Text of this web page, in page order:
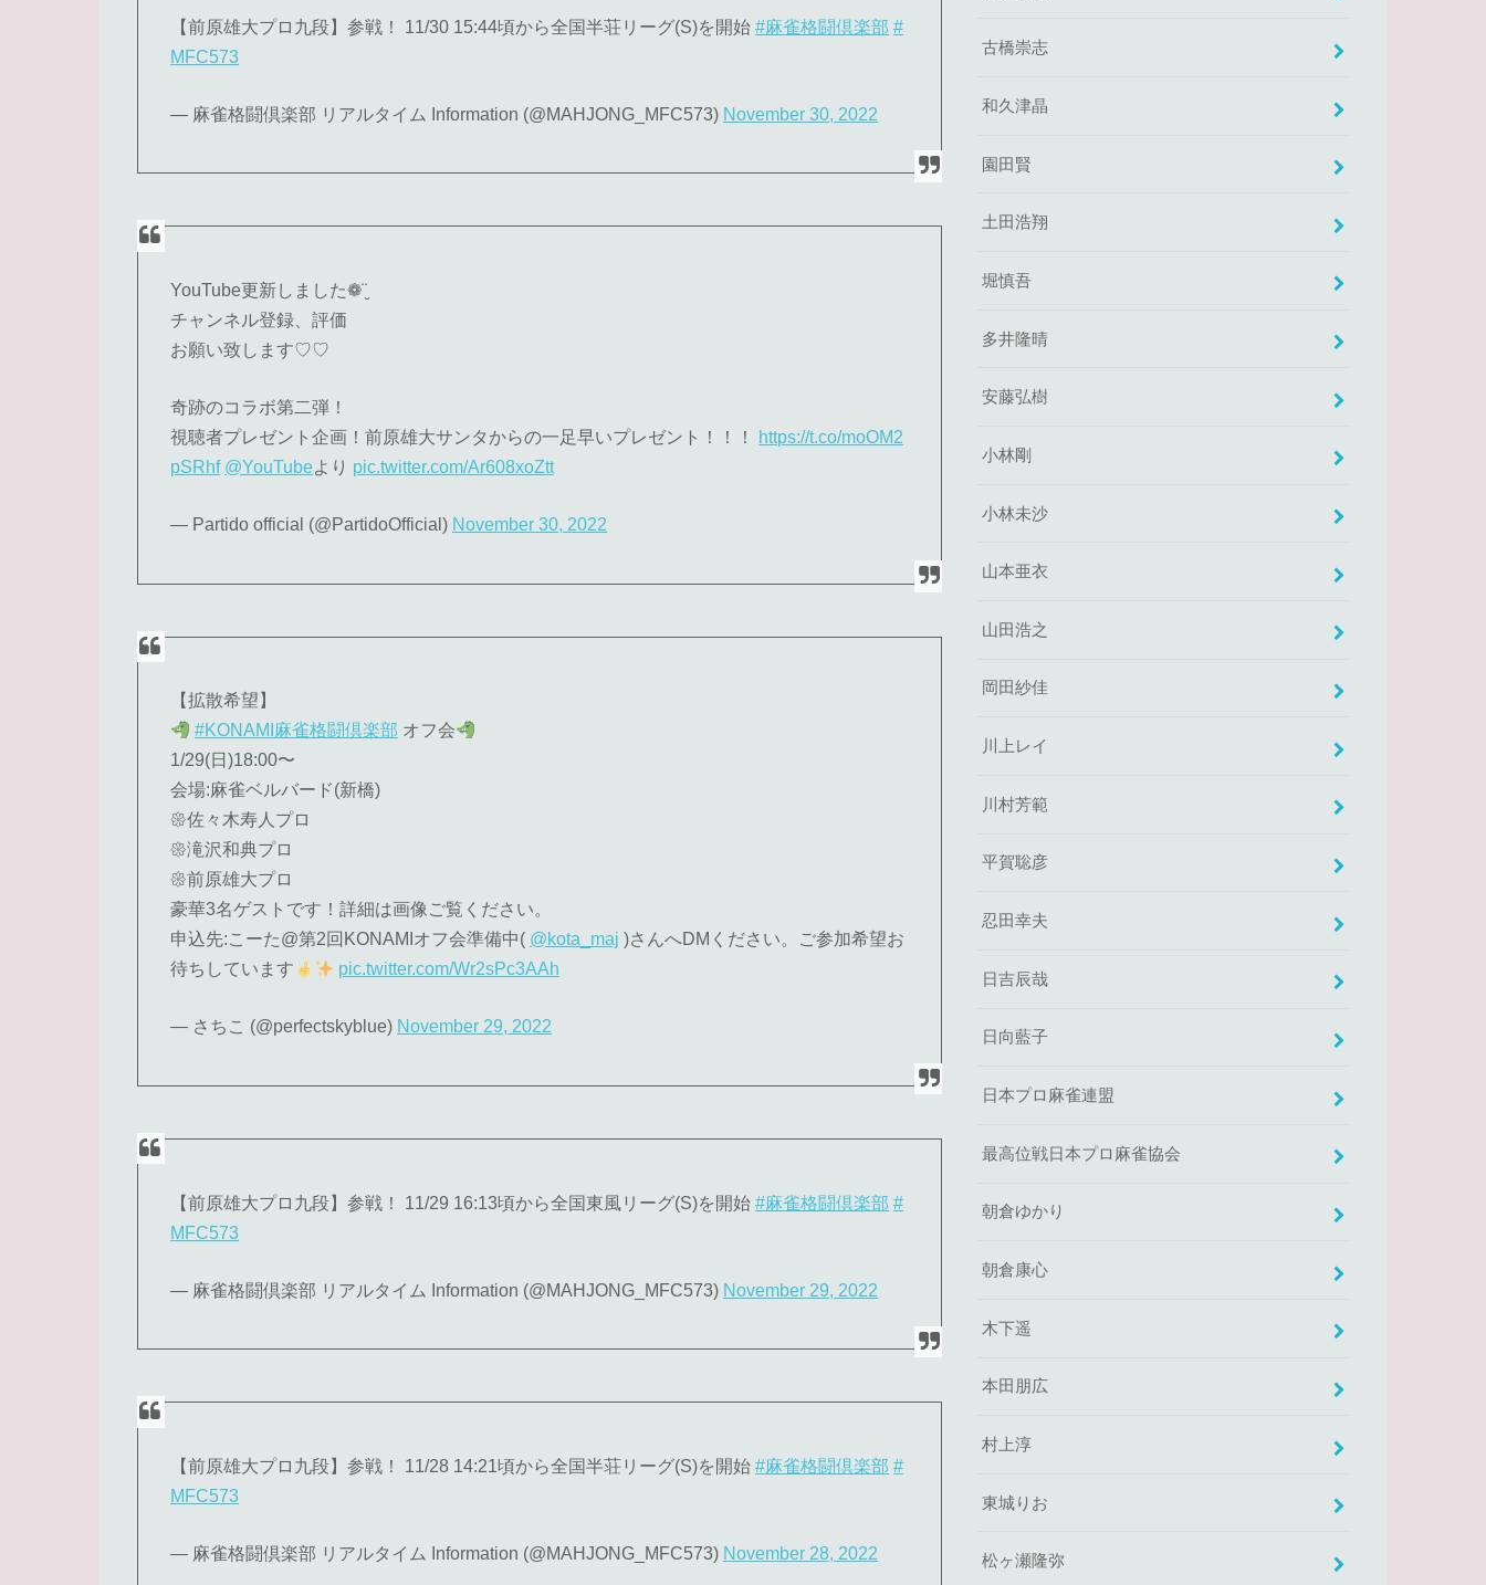
【前原雄大プロ九段】参戦！ 11/30 15:44頃から全国半荘リーグ(S)を開始#麻雀格闘倶楽部 #
MFC573
— 麻雀格闘倶楽部 リアルタイム Information (@MAHJONG_MFC573) November 30, 2022
YouTube更新しました❁¨̮
チャンネル登録、評価
お願い致します♡♡
奇跡のコラボ第二弾！
視聴者プレゼント企画！前原雄大サンタからの一足早いプレゼント！！！
https://t.co/moOM2
pSRhf @YouTubeより pic.twitter.com/Ar608xoZtt
— Partido official (@PartidoOfficial) November 30, 2022
【拡散希望】
#KONAMI麻雀格闘倶楽部 オフ会
1/29(日)18:00〜
会場:麻雀ベルバード(新橋)
𑁍佐々木寿人プロ
𑁍滝沢和典プロ
𑁍前原雄大プロ
豪華3名ゲストです！詳細は画像ご覧ください。
申込先:こーた@第2回KONAMIオフ会準備中( @kota_maj )さんへDMください。ご参加希望お
待ちしています
pic.twitter.com/Wr2sPc3AAh
— さちこ (@perfectskyblue) November 29, 2022
【前原雄大プロ九段】参戦！ 11/29 16:13頃から全国東風リーグ(S)を開始#麻雀格闘倶楽部 #
MFC573
— 麻雀格闘倶楽部 リアルタイム Information (@MAHJONG_MFC573) November 29, 2022
【前原雄大プロ九段】参戦！ 11/28 14:21頃から全国半荘リーグ(S)を開始#麻雀格闘倶楽部 #
MFC573
— 麻雀格闘倶楽部 リアルタイム Information (@MAHJONG_MFC573) November 28, 2022
古橋崇志
和久津晶
園田賢
土田浩翔
堀慎吾
多井隆晴
安藤弘樹
小林剛
小林未沙
山本亜衣
山田浩之
岡田紗佳
川上レイ
川村芳範
平賀聡彦
忍田幸夫
日吉辰哉
日向藍子
日本プロ麻雀連盟
最高位戦日本プロ麻雀協会
朝倉ゆかり
朝倉康心
木下遥
本田朋広
村上淳
東城りお
松ヶ瀬隆弥